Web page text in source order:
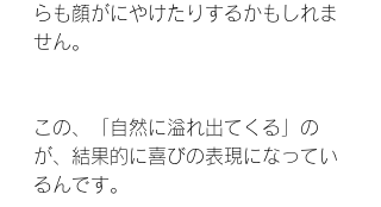
らも顔がにやけたりするかもしれま
せん。
この、「自然に溢れ出てくる」の
が、結果的に喜びの表現になってい
るんです。